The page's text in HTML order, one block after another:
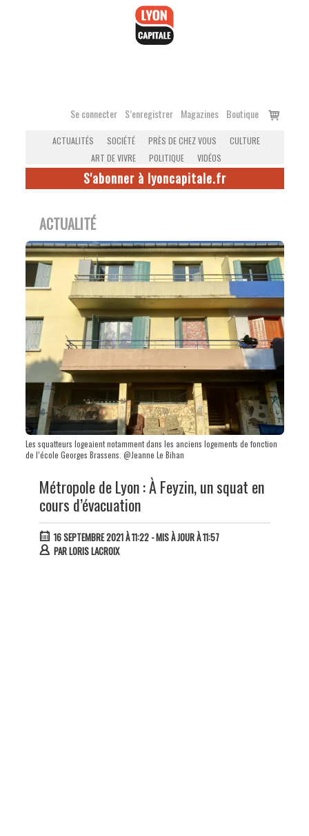
Se connecter S’enregistrer Magazines Boutique
Voir
ACTUALITÉS SOCIÉTÉ PRÈS DE CHEZ VOUS
CULTURE
ART DE VIVRE
POLITIQUE VIDÉOS
S'abonner à lyoncapitale.fr
ACTUALITÉ
Les squatteurs logeaient notamment dans les anciens logements de fonction
de l’école Georges Brassens. @Jeanne Le Bihan
Métropole de Lyon : À Feyzin, un squat en
cours d’évacuation
16 SEPTEMBRE 2021 À 11:22- MIS À JOUR À 11:57
PARLORIS LACROIX